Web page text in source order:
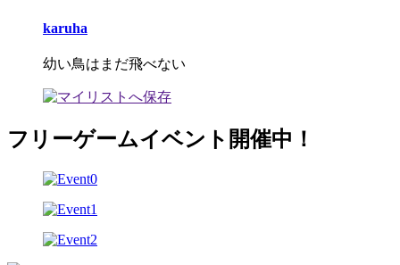
karuha
幼い鳥はまだ飛べない
フリーゲームイベント開催中！